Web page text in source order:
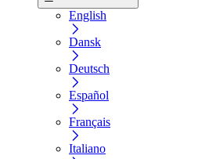
English
Dansk
Deutsch
Español
Français
Italiano